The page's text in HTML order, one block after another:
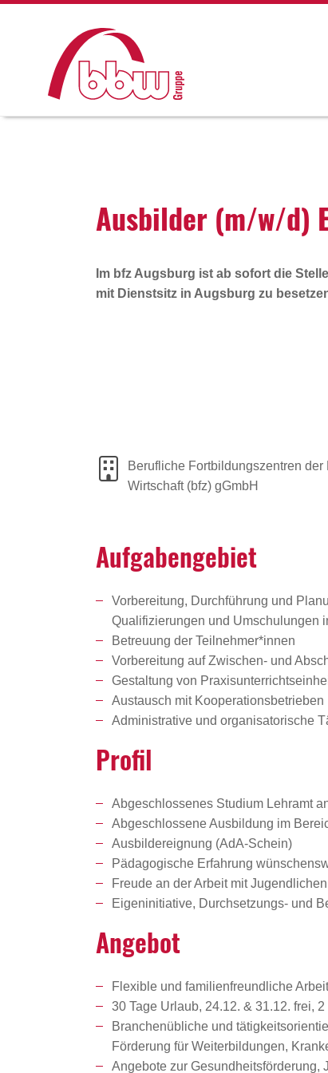
Ausbilder (m/w/d)
Im bfz Augsburg ist ab sofort die
mit Dienstsitz in Augsburg zu
Berufliche Fortbildungszentren der
Wirtschaft (bfz) gGmbH
Aufga­ben­ge­biet
Vorbereitung, Durchführung und
Qualifizierungen und Umschulungen
Betreuung der Teilnehmer*innen
Vorbereitung auf Zwischen- und
Gestaltung von
Austausch mit Kooperationsbetrieben
Administrative und organisatorische
Profil
Abgeschlossenes Studium Lehramt
Abgeschlossene Ausbildung im
Ausbildereignung (AdA-Schein)
Pädagogische Erfahrung
Freude an der Arbeit mit
Eigeninitiative, Durchsetzungs- und
Angebot
Flexible und familienfreundliche
30 Tage Urlaub, 24.12. & 31.12. frei,
Branchenübliche und
Förderung für Weiterbildungen,
Angebote zur Gesundheitsförderung,